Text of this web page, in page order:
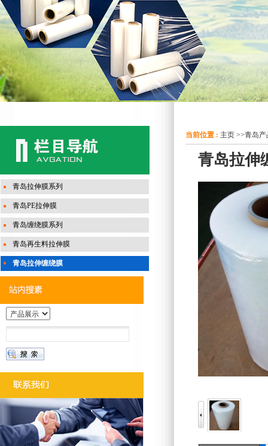
当前位置 : 主页 >>青岛产
青岛拉伸
青岛拉伸膜系列
青岛PE拉伸膜
青岛缠绕膜系列
青岛再生料拉伸膜
青岛拉伸缠绕膜